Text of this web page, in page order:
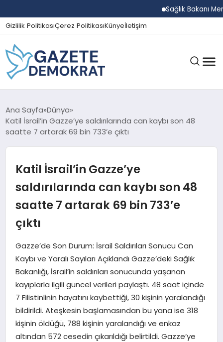
Sağlık Bakanı
Gizlilik PolitikasıÇerez PolitikasıKünyeİletişim
GÜNDEM
EKONOMI
SPOR
MAGAZIN
SAĞLIK
EĞITIM
DÜNYA
Ana Sayfa Dünya
Katil İsrail’in Gazze’ye saldırılarında can kaybı son 48
saatte 7 artarak 69 bin 733’e çıktı
Katil İsrail’in Gazze’ye
saldırılarında can kaybı son 48
saatte 7 artarak 69 bin 733’e
çıktı
Gazze’de Son Durum: İsrail Saldırıları Sonucu Can
Kaybı ve Yaralı Sayıları Açıklandı Gazze’deki Sağlık
Bakanlığı, İsrail’in saldırıları sonucunda yaşanan
kayıplarla ilgili güncel verileri paylaştı. 48 saat içinde
7 Filistinlinin hayatını kaybettiği, 30 kişinin yaralandığı
bildirildi. Ateşkesin başlamasından bu yana ise 318
kişinin öldüğü, 788 kişinin yaralandığı ve enkaz
altından 572 cesedin çıkarıldığı belirtildi. Gazze’ye